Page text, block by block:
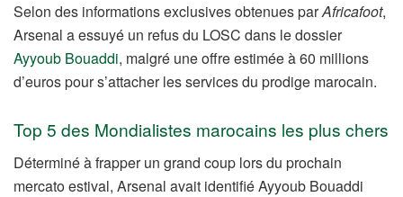
Selon des informations exclusives obtenues parAfricafoot,
Arsenal a essuyé un refus du LOSC dans le dossier
Ayyoub Bouaddi, malgré une offre estimée à 60 millions
d’euros pour s’attacher les services du prodige marocain.
Top 5 des Mondialistes marocains les plus chers
Déterminé à frapper un grand coup lors du prochain
mercato estival, Arsenal avait identifié Ayyoub Bouaddi